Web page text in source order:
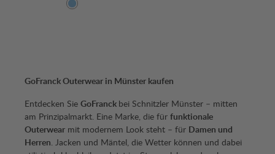
GoFranck Outerwear in Münster kaufen
Entdecken Sie GoFranck bei Schnitzler Münster – mitten
am Prinzipalmarkt. Eine Marke, die für funktionale
Outerwear mit modernem Look steht – für Damen und
Herren. Jacken und Mäntel, die Wetter können und dabei